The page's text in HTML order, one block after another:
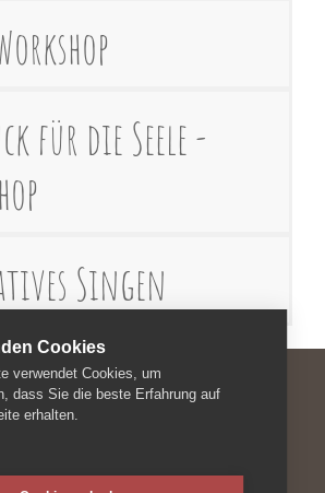
für die Seele -
Singen
Impressum
Cookies
verwendet Cookies, um
dass Sie die beste Erfahrung auf
erhalten.